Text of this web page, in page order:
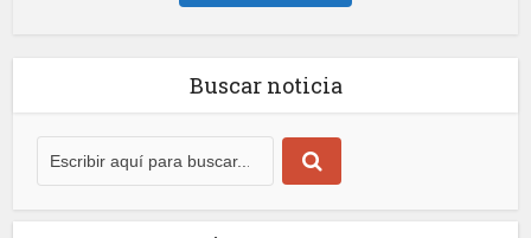
Buscar noticia